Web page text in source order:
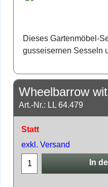
Dieses Gartenmöbel-
gusseisernen Sesseln
Wheelbarrow
Art.-Nr.: LL 64.479
Statt
exkl. Versand
In